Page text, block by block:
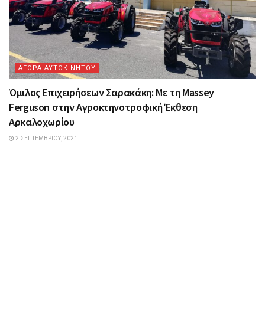
ΑΓΟΡΑ ΑΥΤΟΚΙΝΗΤΟΥ
Όμιλος Επιχειρήσεων Σαρακάκη: Mε τη Massey
Ferguson στην Αγροκτηνοτροφική Έκθεση
Αρκαλοχωρίου
2 ΣΕΠΤΕΜΒΡΊΟΥ, 2021